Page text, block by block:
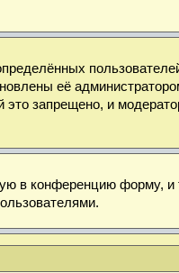
её
запрещено, и
в конференцию форму,